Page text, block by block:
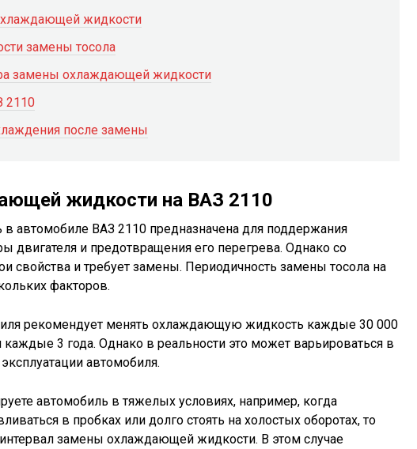
жидкости
замены тосола
замены охлаждающей жидкости
2110
после замены
жидкости на ВАЗ 2110
автомобиле ВАЗ 2110 предназначена для поддержания
двигателя и предотвращения его перегрева. Однако со
свойства и требует замены. Периодичность замены тосола на
факторов.
рекомендует менять охлаждающую жидкость каждые 30 000
3 года. Однако в реальности это может варьироваться в
автомобиля.
автомобиль в тяжелых условиях, например, когда
в пробках или долго стоять на холостых оборотах, то
замены охлаждающей жидкости. В этом случае